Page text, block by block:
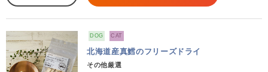
DOG CAT
北海道産真鱈のフリーズドライ
その他厳選